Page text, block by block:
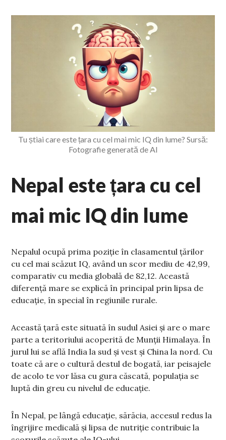
Tu știai care este țara cu cel mai mic IQ din lume? Sursă:
Fotografie generată de AI
Nepal este țara cu cel
mai mic IQ din lume
Nepalul ocupă prima poziție în clasamentul țărilor
cu cel mai scăzut IQ, având un scor mediu de 42,99,
comparativ cu media globală de 82,12. Această
diferență mare se explică în principal prin lipsa de
educație, în special în regiunile rurale.
Această țară este situată în sudul Asiei și are o mare
parte a teritoriului acoperită de Munții Himalaya. În
jurul lui se află India la sud și vest și China la nord. Cu
toate că are o cultură destul de bogată, iar peisajele
de acolo te vor lăsa cu gura căscată, populația se
luptă din greu cu nivelul de educație.
În Nepal, pe lângă educație, sărăcia, accesul redus la
îngrijire medicală și lipsa de nutriție contribuie la